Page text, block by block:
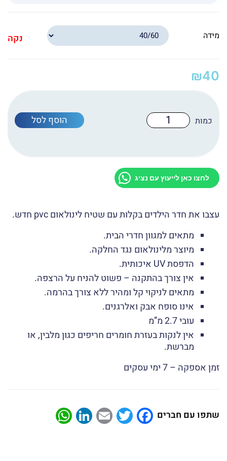
מידה נקה
₪40
כמות
של
סי
S-
1029
הוסף לסל
לחצו כאן לייעוץ עם נציג
עצבו את חדר הילדים בקלות עם שטיח לינולאום pvc חדש.
מתאים למגוון חדרי הבית.
מיוצר מלינולאום נגד החלקה.
הדפסת UV איכותית.
אין צורך בהתקנה – פשוט להניח על הרצפה.
מתאים לניקוי קל ומהיר ללא צורך בהרמה.
אינו סופח אבק ואלרגנים.
עובי 2.7 מ”מ
אין לנקות בעזרת חומרים חריפים כגון מלבין, או
מברשת.
זמן אספקה – 7 ימי עסקים
שתפו עם חברים Facebook
Twitter
Email
LinkedIn